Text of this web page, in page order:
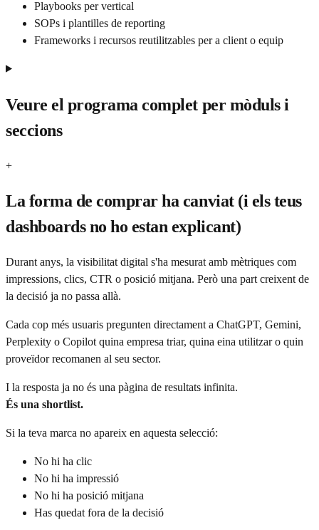
Playbooks per vertical
SOPs i plantilles de reporting
Frameworks i recursos reutilitzables per a client o equip
Veure el programa complet per mòduls i
seccions
+
La forma de comprar ha canviat (i els teus
dashboards no ho estan explicant)
Durant anys, la visibilitat digital s'ha mesurat amb mètriques com
impressions, clics, CTR o posició mitjana. Però una part creixent de
la decisió ja no passa allà.
Cada cop més usuaris pregunten directament a ChatGPT, Gemini,
Perplexity o Copilot quina empresa triar, quina eina utilitzar o quin
proveïdor recomanen al seu sector.
I la resposta ja no és una pàgina de resultats infinita.
És una shortlist.
Si la teva marca no apareix en aquesta selecció:
No hi ha clic
No hi ha impressió
No hi ha posició mitjana
Has quedat fora de la decisió